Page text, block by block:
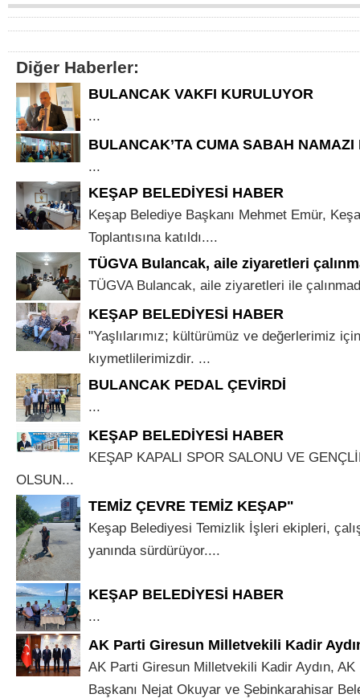
Diğer Haberler:
BULANCAK VAKFI KURULUYOR
...
BULANCAK’TA CUMA SABAH
...
KEŞAP BELEDİYESİ HABER
Keşap Belediye Başkanı Mehmet Emür,
Toplantısına katıldı....
TÜGVA Bulancak, aile ziyaretleri
TÜGVA Bulancak, aile ziyaretleri ile
KEŞAP BELEDİYESİ HABER
"Yaşlılarımız; kültürümüz ve değerlerimiz
kıymetlilerimizdir. ...
BULANCAK PEDAL ÇEVİRDİ
...
KEŞAP BELEDİYESİ HABER
KEŞAP KAPALI SPOR SALONU VE
OLSUN...
TEMİZ ÇEVRE TEMİZ KEŞAP"
Keşap Belediyesi Temizlik İşleri ekipleri,
yanında sürdürüyor....
KEŞAP BELEDİYESİ HABER
...
AK Parti Giresun Milletvekili Kadir
AK Parti Giresun Milletvekili Kadir Aydın,
Başkanı Nejat Okuyar ve Şebinkarahisar